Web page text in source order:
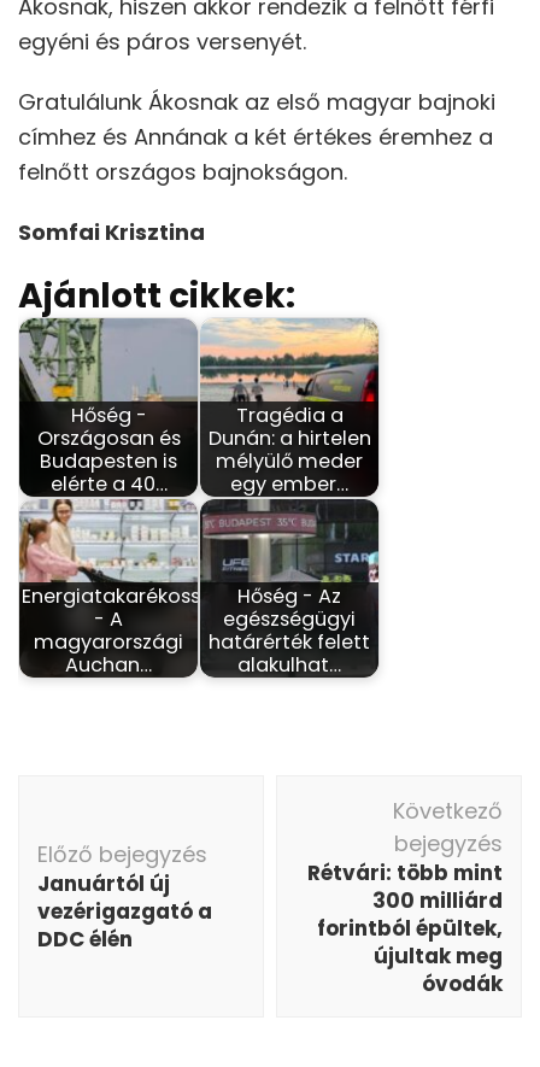
Ákosnak, hiszen akkor rendezik a felnőtt férfi
egyéni és páros versenyét.
Gratulálunk Ákosnak az első magyar bajnoki
címhez és Annának a két értékes éremhez a
felnőtt országos bajnokságon.
Somfai Krisztina
Ajánlott cikkek:
Hőség -
Országosan és
Budapesten is
elérte a 40…
Tragédia a
Dunán: a hirtelen
mélyülő meder
egy ember…
Energiatakarékosság
- A
magyarországi
Auchan…
Hőség - Az
egészségügyi
határérték felett
alakulhat…
Előző bejegyzés
Januártól új
vezérigazgató a
DDC élén
Következő
bejegyzés
Rétvári: több mint
300 milliárd
forintból épültek,
újultak meg
óvodák